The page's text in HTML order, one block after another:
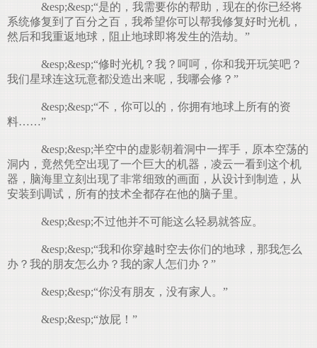
&esp;&esp;“是的，我需要你的帮助，现在的你已经将
系统修复到了百分之百，我希望你可以帮我修复好时光机，
然后和我重返地球，阻止地球即将发生的浩劫。”
&esp;&esp;“修时光机？我？呵呵，你和我开玩笑吧？
我们星球连这玩意都没造出来呢，我哪会修？”
&esp;&esp;“不，你可以的，你拥有地球上所有的资
料……”
&esp;&esp;半空中的虚影朝着洞中一挥手，原本空荡的
洞内，竟然凭空出现了一个巨大的机器，凌云一看到这个机
器，脑海里立刻出现了非常细致的画面，从设计到制造，从
安装到调试，所有的技术全都存在他的脑子里。
&esp;&esp;不过他并不可能这么轻易就答应。
&esp;&esp;“我和你穿越时空去你们的地球，那我怎么
办？我的朋友怎么办？我的家人怎们办？”
&esp;&esp;“你没有朋友，没有家人。”
&esp;&esp;“放屁！”